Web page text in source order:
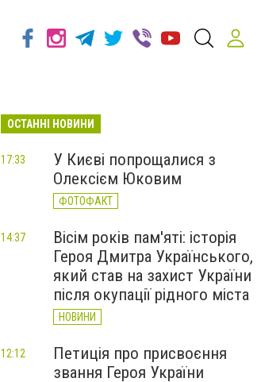
ОСТАННІ НОВИНИ
У Києві попрощалися з
Олексієм Юковим
ФОТОФАКТ
17:33
Вісім років пам'яті: історія
Героя Дмитра Українського,
який став на захист України
після окупації рідного міста
НОВИНИ
14:37
Петиція про присвоєння
звання Героя України
12:12